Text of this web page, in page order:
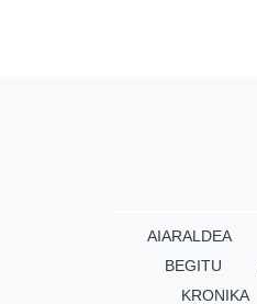
AIARALDEA
BEGITU
KRONIKA